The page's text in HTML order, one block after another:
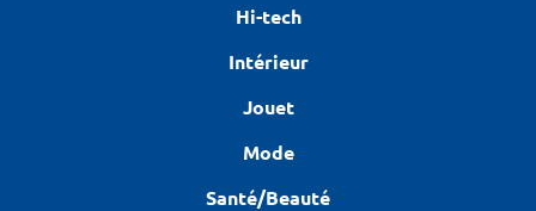
Hi-tech
Intérieur
Jouet
Mode
Santé/Beauté